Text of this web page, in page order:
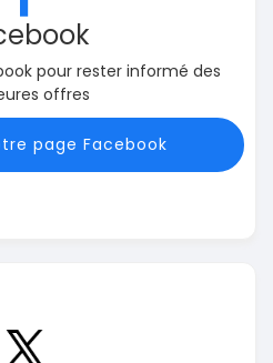
pour rester informé des
offres
page Facebook